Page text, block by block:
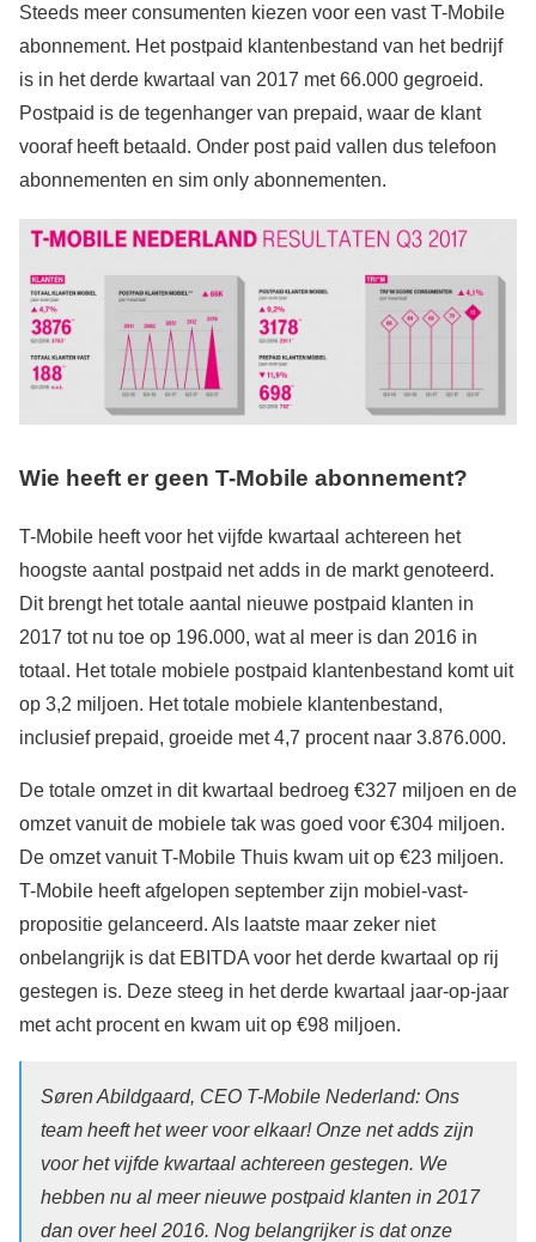
Steeds meer consumenten kiezen voor een vast T-Mobile
abonnement. Het postpaid klantenbestand van het bedrijf
is in het derde kwartaal van 2017 met 66.000 gegroeid.
Postpaid is de tegenhanger van prepaid, waar de klant
vooraf heeft betaald. Onder post paid vallen dus telefoon
abonnementen en sim only abonnementen.
Wie heeft er geen T-Mobile abonnement?
T-Mobile heeft voor het vijfde kwartaal achtereen het
hoogste aantal postpaid net adds in de markt genoteerd.
Dit brengt het totale aantal nieuwe postpaid klanten in
2017 tot nu toe op 196.000, wat al meer is dan 2016 in
totaal. Het totale mobiele postpaid klantenbestand komt uit
op 3,2 miljoen. Het totale mobiele klantenbestand,
inclusief prepaid, groeide met 4,7 procent naar 3.876.000.
De totale omzet in dit kwartaal bedroeg €327 miljoen en de
omzet vanuit de mobiele tak was goed voor €304 miljoen.
De omzet vanuit T-Mobile Thuis kwam uit op €23 miljoen.
T-Mobile heeft afgelopen september zijn mobiel-vast-
propositie gelanceerd. Als laatste maar zeker niet
onbelangrijk is dat EBITDA voor het derde kwartaal op rij
gestegen is. Deze steeg in het derde kwartaal jaar-op-jaar
met acht procent en kwam uit op €98 miljoen.
Søren Abildgaard, CEO T-Mobile Nederland: Ons
team heeft het weer voor elkaar! Onze net adds zijn
voor het vijfde kwartaal achtereen gestegen. We
hebben nu al meer nieuwe postpaid klanten in 2017
dan over heel 2016. Nog belangrijker is dat onze